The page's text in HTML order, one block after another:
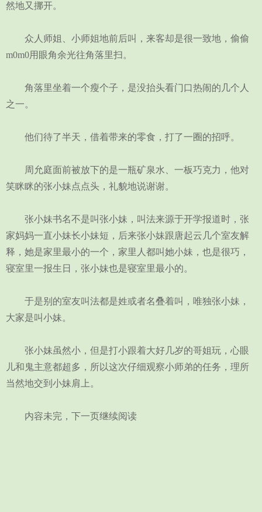
然地又挪开。
众人师姐、小师姐地前后叫，来客却是很一致地，偷偷
m0m0用眼角余光往角落里扫。
角落里坐着一个瘦个子，是没抬头看门口热闹的几个人
之一。
他们待了半天，借着带来的零食，打了一圈的招呼。
周允庭面前被放下的是一瓶矿泉水、一板巧克力，他对
笑眯眯的张小妹点点头，礼貌地说谢谢。
张小妹书名不是叫张小妹，叫法来源于开学报道时，张
家妈妈一直小妹长小妹短，后来张小妹跟唐起云几个室友解
释，她是家里最小的一个，家里人都叫她小妹，也是很巧，
寝室里一报生日，张小妹也是寝室里最小的。
于是别的室友叫法都是姓或者名叠着叫，唯独张小妹，
大家是叫小妹。
张小妹虽然小，但是打小跟着大好几岁的哥姐玩，心眼
儿和鬼主意都超多，所以这次仔细观察小师弟的任务，理所
当然地交到小妹肩上。
内容未完，下一页继续阅读